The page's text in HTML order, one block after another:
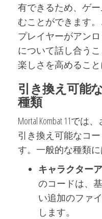
有できるため、ゲ
むことができます
プレイヤーがアン
について話し合う
楽しさを高めること
引き換え可能
種類
Mortal Kombat 11で
引き換え可能なコ
す。一般的な種類
キャラクター
のコードは、
い追加のファ
します。